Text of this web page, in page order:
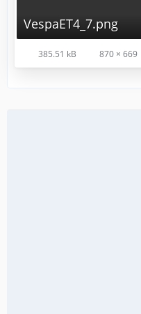
VespaET4_7.png
385.51 kB 870 × 669